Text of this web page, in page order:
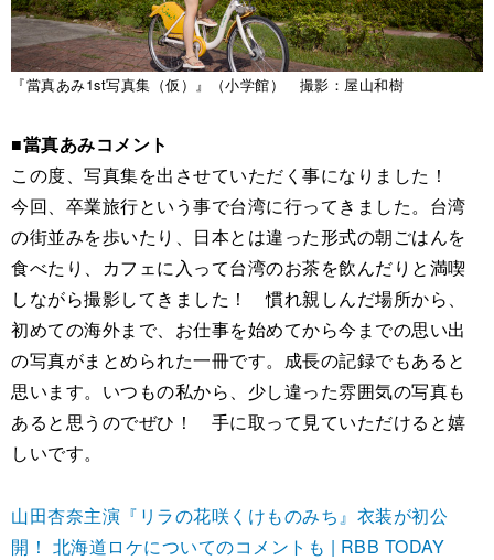
『當真あみ1st写真集（仮）』（小学館） 撮影：屋山和樹
■當真あみコメント
この度、写真集を出させていただく事になりました！
今回、卒業旅行という事で台湾に行ってきました。台湾
の街並みを歩いたり、日本とは違った形式の朝ごはんを
食べたり、カフェに入って台湾のお茶を飲んだりと満喫
しながら撮影してきました！ 慣れ親しんだ場所から、
初めての海外まで、お仕事を始めてから今までの思い出
の写真がまとめられた一冊です。成長の記録でもあると
思います。いつもの私から、少し違った雰囲気の写真も
あると思うのでぜひ！ 手に取って見ていただけると嬉
しいです。
山田杏奈主演『リラの花咲くけものみち』衣装が初公
開！ 北海道ロケについてのコメントも | RBB TODAY